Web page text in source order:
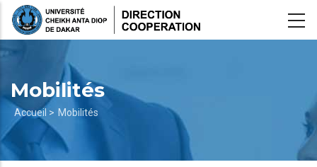
Aller
Mobilités
Fil
d'Ariane
Accueil > Mobilités